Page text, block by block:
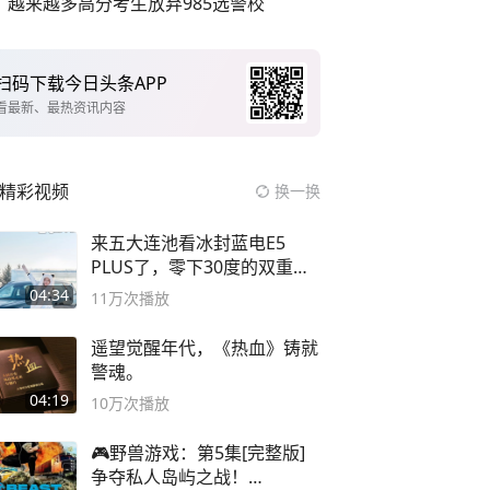
码下载今日头条APP
最新、最热资讯内容
精彩视频 换一换
04:34
来五大连池看冰封蓝电E5
PLUS了，零下30度的双重冰
封40小时全录
11万次播放
04:19
遥望觉醒年代，《热血》铸就
警魂。
10万次播放
🎮野兽游戏：第5集[完整版]
争夺私人岛屿之战！